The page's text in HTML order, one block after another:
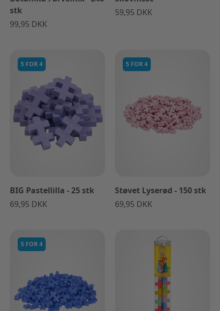
stk
99,95 DKK
59,95 DKK
5 FOR 4
BIG Pastellilla - 25 stk
69,95 DKK
5 FOR 4
Støvet Lyserød - 150 stk
69,95 DKK
5 FOR 4